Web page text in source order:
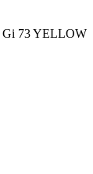
Gi 73 YELLOW